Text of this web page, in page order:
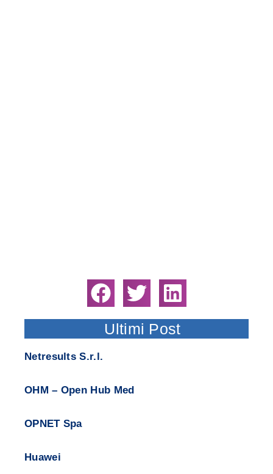
Ultimi Post
Netresults S.r.l.
OHM – Open Hub Med
OPNET Spa
Huawei